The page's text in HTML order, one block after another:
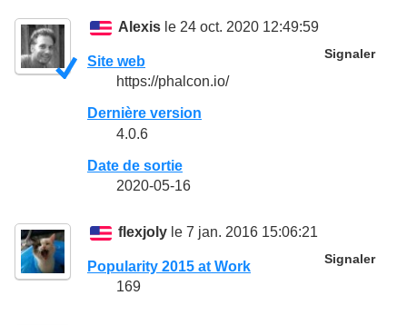
Alexis le 24 oct. 2020 12:49:59
Signaler
Site web
https://phalcon.io/
Dernière version
4.0.6
Date de sortie
2020-05-16
flexjoly le 7 jan. 2016 15:06:21
Signaler
Popularity 2015 at Work
169